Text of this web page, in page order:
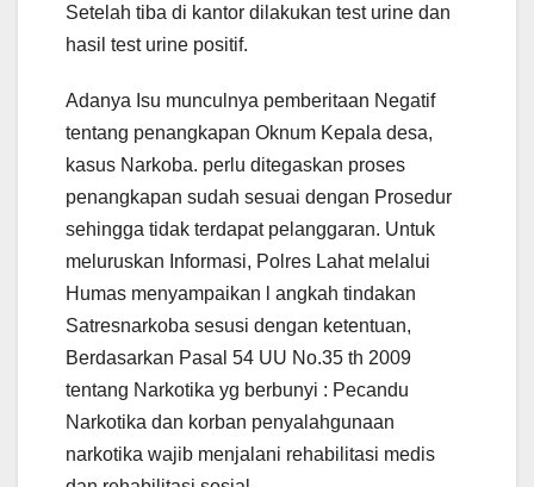
Setelah tiba di kantor dilakukan test urine dan
hasil test urine positif.
Adanya Isu munculnya pemberitaan Negatif
tentang penangkapan Oknum Kepala desa,
kasus Narkoba. perlu ditegaskan proses
penangkapan sudah sesuai dengan Prosedur
sehingga tidak terdapat pelanggaran. Untuk
meluruskan Informasi, Polres Lahat melalui
Humas menyampaikan l angkah tindakan
Satresnarkoba sesusi dengan ketentuan,
Berdasarkan Pasal 54 UU No.35 th 2009
tentang Narkotika yg berbunyi : Pecandu
Narkotika dan korban penyalahgunaan
narkotika wajib menjalani rehabilitasi medis